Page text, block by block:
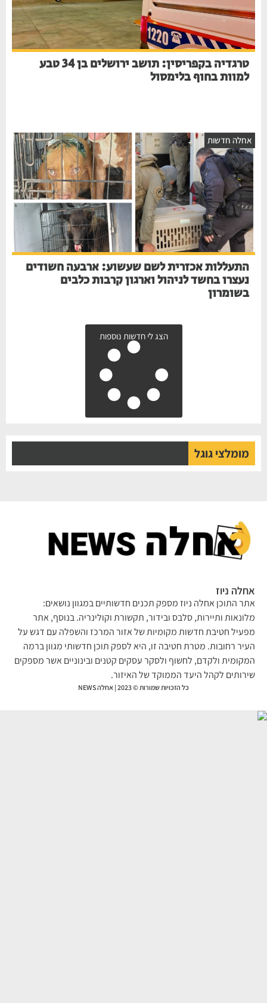
טרגדיה בקפריסין: תושב ירושלים בן 34 טבע
למוות בחוף בלימסול
חדשות
התעללות אכזרית לשם שעשוע: ארבעה חשודים
נעצרו בחשד לניהול וארגון קרבות כלבים
בשומרון
הצג לי חדשות נוספות
מומלצי גוגל
ניוז
התוכן אחלה ניוז מספק תכנים חדשותיים במגוון נושאים:
ותיירות, סלבס ובידור, תקשורת וקולינריה. בנוסף, אתר
חטיבת חדשות מקומיות של אזור המרכז והשפלה עם דגש על
רחובות. מטרת חטיבה זו, היא לספק תוכן חדשותי מגוון ברמה
ולקדם, לחשוף ולסקר עסקים קטנים ובינוניים אשר מספקים
לקהל היעד הממוקד של האיזור.
כל הזכויות שמורות © 2023 | אחלה NEWS